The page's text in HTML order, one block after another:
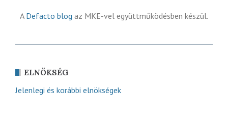
A Defacto blog az MKE-vel együttműködésben készül.
ELNÖKSÉG
Jelenlegi és korábbi elnökségek